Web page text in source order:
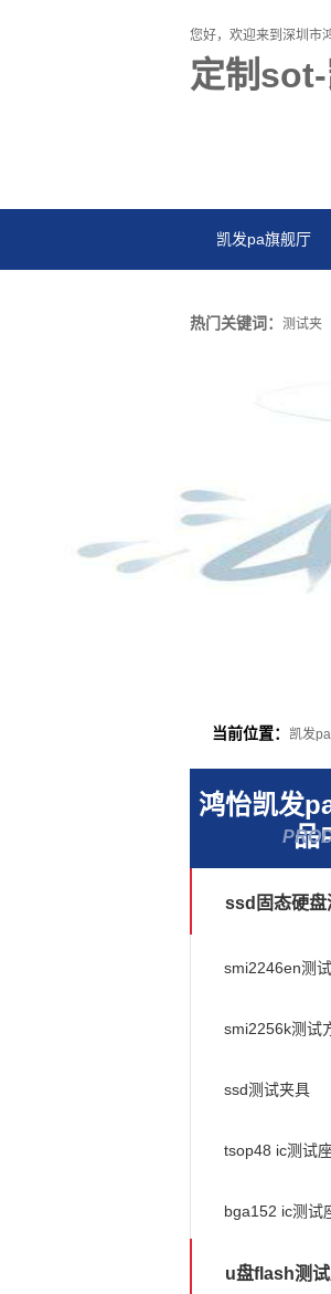
您好，欢迎来到深圳市
定制
凯发pa旗舰厅
热门关键词： 测试夹
当前位置： 凯发
鸿怡凯发
品
ssd固态硬盘
smi2246en测
smi2256k测试
ssd测试夹具
tsop48 ic测试
bga152 ic测试
u盘flash测